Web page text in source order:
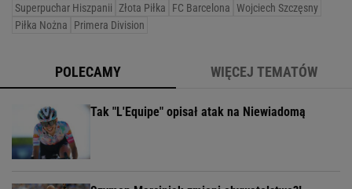
Superpuchar Hiszpanii Złota Piłka FC Barcelona Wojciech Szczęsny
Piłka Nożna
Primera Division
POLECAMY WIĘCEJ TEMATÓW
Tak "L'Equipe" opisał atak na Niewiadomą